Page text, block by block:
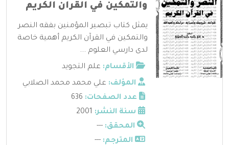
والتمكين في القران الكريم
يمثل كتاب تبصير المؤمنين بفقه النصر
والتمكين في القرآن الكريم أهمية خاصة
لدى دارسي العلوم ...
الأقسام: علم التجويد
المؤلف: علي محمد محمد الصلابي
عدد الصفحات:
سنة النشر:
المحقق: ---
المترجم: ---